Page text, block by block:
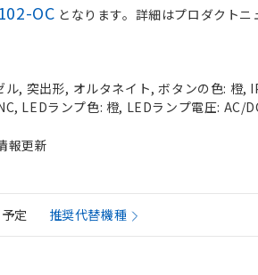
OC となります。詳細はプロダクトニ
, 突出形, オルタネイト, ボタンの色: 橙,
LEDランプ色: 橙, LEDランプ電圧: AC/
報更新
定 推奨代替機種